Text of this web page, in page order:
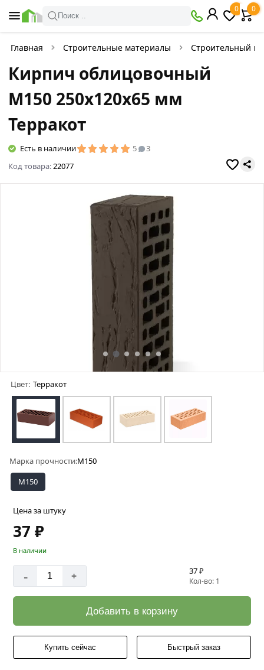
Поиск ..
0 0
Главная Строительные материалы Строительный
Кирпич облицовочный
М150 250х120х65 мм
Терракот
Есть в наличии 5
3
Код товара:22077
Цвет: Терракот
Марка прочности:М150
М150
Цена за штуку
37 ₽
В наличии
- + 37 ₽
Кол-во: 1
Добавить в корзину
Купить сейчас Быстрый заказ